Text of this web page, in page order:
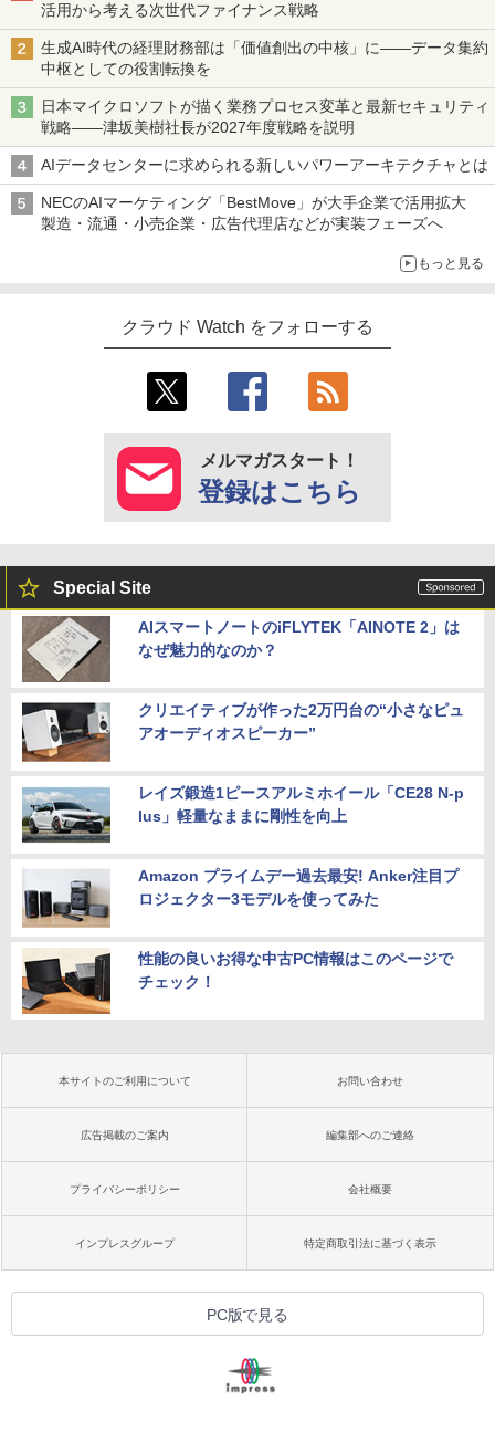
活用から考える次世代ファイナンス戦略
生成AI時代の経理財務部は「価値創出の中核」に――データ集約
中枢としての役割転換を
日本マイクロソフトが描く業務プロセス変革と最新セキュリティ
戦略――津坂美樹社長が2027年度戦略を説明
AIデータセンターに求められる新しいパワーアーキテクチャとは
NECのAIマーケティング「BestMove」が大手企業で活用拡大
製造・流通・小売企業・広告代理店などが実装フェーズへ
もっと見る
クラウド Watch をフォローする
メルマガスタート！
登録はこちら
Special Site
AIスマートノートのiFLYTEK「AINOTE 2」は
なぜ魅力的なのか？
クリエイティブが作った2万円台の“小さなピュ
アオーディオスピーカー”
レイズ鍛造1ピースアルミホイール「CE28 N-p
lus」軽量なままに剛性を向上
Amazon プライムデー過去最安! Anker注目プ
ロジェクター3モデルを使ってみた
性能の良いお得な中古PC情報はこのページで
チェック！
本サイトのご利用について お問い合わせ
広告掲載のご案内 編集部へのご連絡
プライバシーポリシー 会社概要
インプレスグループ 特定商取引法に基づく表示
PC版で見る